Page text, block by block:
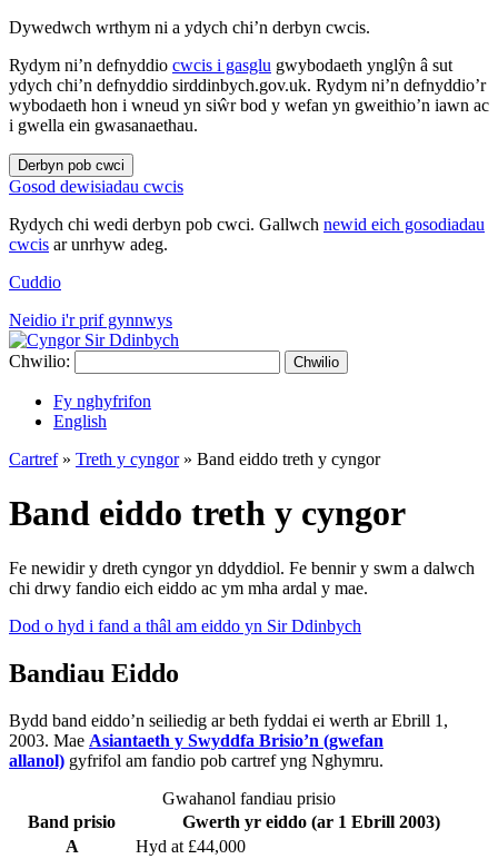
Dywedwch wrthym ni a ydych chi’n derbyn cwcis.
Rydym ni’n defnyddio cwcis i gasglu gwybodaeth ynglŷn â sut
ydych chi’n defnyddio sirddinbych.gov.uk. Rydym ni’n defnyddio’r
wybodaeth hon i wneud yn siŵr bod y wefan yn gweithio’n iawn ac
i gwella ein gwasanaethau.
Derbyn pob cwci
Gosod dewisiadau cwcis
Rydych chi wedi derbyn pob cwci. Gallwch newid eich gosodiadau
cwcis ar unrhyw adeg.
Cuddio
Neidio i'r prif gynnwys
Chwilio: Chwilio
Fy nghyfrifon
English
Cartref» Treth y cyngor» Band eiddo treth y cyngor
Band eiddo treth y cyngor
Fe newidir y dreth cyngor yn ddyddiol. Fe bennir y swm a dalwch
chi drwy fandio eich eiddo ac ym mha ardal y mae.
Dod o hyd i fand a thâl am eiddo yn Sir Ddinbych
Bandiau Eiddo
Bydd band eiddo’n seiliedig ar beth fyddai ei werth ar Ebrill 1,
2003. Mae Asiantaeth y Swyddfa Brisio’n (gwefan
allanol) gyfrifol am fandio pob cartref yng Nghymru.
Gwahanol fandiau prisio
Band prisio
Gwerth yr eiddo (ar 1 Ebrill 2003)
A
Hyd at £44,000